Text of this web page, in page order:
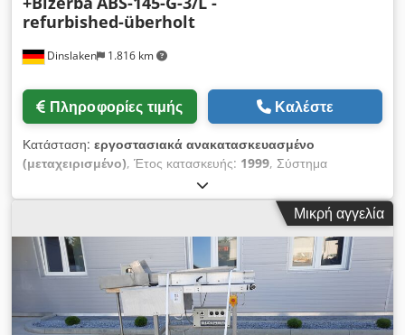
Dinslaken 1.816 km
refurbished-überholt
Πληροφορίες τιμής Καλέστε
Κατάσταση: εργοστασιακά ανακατασκευασμένο
(μεταχειρισμένο), Έτος κατασκευής: 1999, Σύστημα
παλετοποίησης που αποτελείται από - Σύστημα συσκευασίας
Knorr με αρπάγη - Knorr αυτόματο σύστημα τζόκινγκ με
κύλινδρο διάστρωσης - Βιομηχανική ζυγαριά καταμέτρησης
φύλλων Bizerba ITS Σύστημα Knorr για εκφόρτωση και
παλετοποίηση καταμετρημένων φύλλων Dcjdpfx Aohfhtkjbkek
Το χαρτί καταμετράται στο τραπέζι τζόγου με ζυγαριά χαρτιού
Bizerba, ισιώνεται στο μηχάνημα τζόγου και εξομαλύνεται με
κύλινδρο διάστρωσης. Ο εκφορτωτής Knorr παραλαμβάνει τις
Μικρή αγγελία